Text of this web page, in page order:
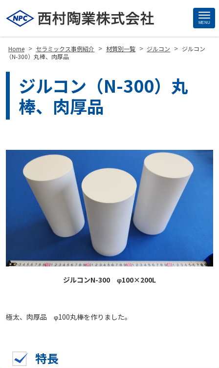
MENU
Home > セラミックス事例紹介 > 材質別一覧 > ジルコン > ジルコン
（N-300）丸棒、肉厚品
ジルコン（N-300）丸
棒、肉厚品
ジルコンN-300 φ100×200L
極太、肉厚品 φ100丸棒を作りました。
特長
Site
Footer